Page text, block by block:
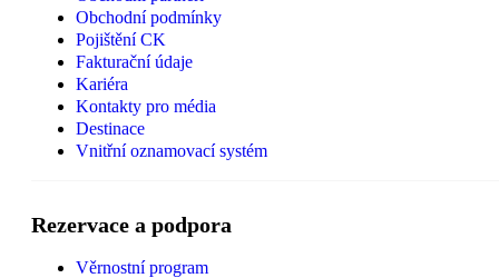
Obchodní podmínky
Pojištění CK
Fakturační údaje
Kariéra
Kontakty pro média
Destinace
Vnitřní oznamovací systém
Rezervace a podpora
Věrnostní program